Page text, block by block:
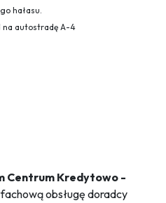
hałasu.
na autostradę A-4
Centrum Kredytowo -
obsługę doradcy